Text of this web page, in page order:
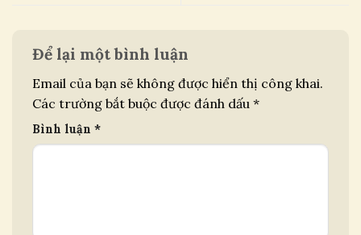
Để lại một bình luận
Email của bạn sẽ không được hiển thị công khai.
Các trường bắt buộc được đánh dấu *
Bình luận *